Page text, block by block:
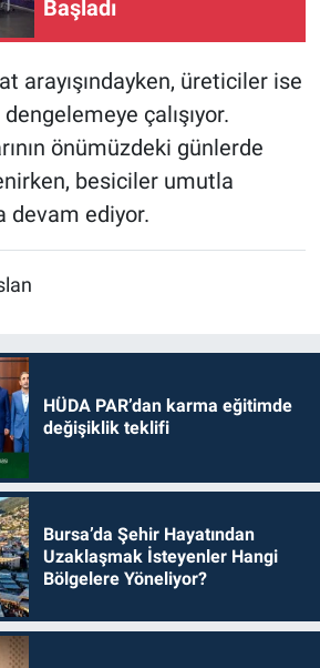
Başladı
arayışındayken, üreticiler ise
çalışıyor.
önümüzdeki günlerde
besiciler umutla
devam ediyor.
HÜDA PAR’dan karma eğitimde
değişiklik teklifi
Bursa’da Şehir Hayatından
Uzaklaşmak İsteyenler Hangi
Bölgelere Yöneliyor?